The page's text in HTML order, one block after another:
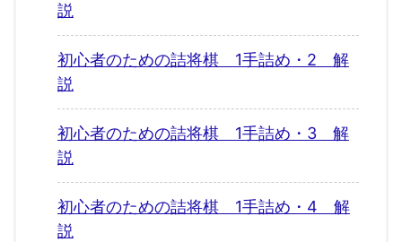
説
初心者のための詰将棋 1手詰め・2 解
説
初心者のための詰将棋 1手詰め・3 解
説
初心者のための詰将棋 1手詰め・4 解
説